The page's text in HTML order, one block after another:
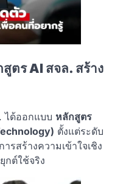
ตร AI สจล. สร้าง
ได้ออกแบบ หลักสูตร
ตั้งแต่ระดับ
รสร้างความเข้าใจเชิง
กต์ใช้จริง